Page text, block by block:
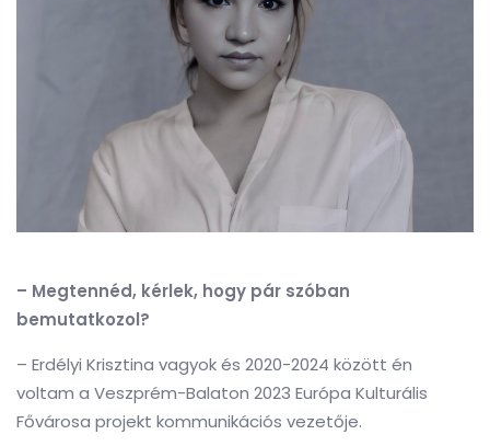
– Megtennéd, kérlek, hogy pár szóban
bemutatkozol?
– Erdélyi Krisztina vagyok és 2020-2024 között én
voltam a Veszprém-Balaton 2023 Európa Kulturális
Fővárosa projekt kommunikációs vezetője.